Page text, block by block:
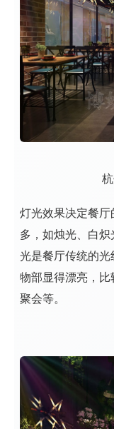
灯光效果决定餐
多，如烛光、白
光是餐厅传统的
物部显得漂亮，
聚会等。